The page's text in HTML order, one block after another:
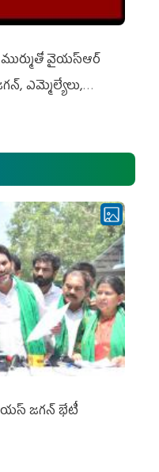
ముర్ముతో వైయ‌స్ఆర్
ఎమ్మెల్యేలు,
జగన్ భేటీ